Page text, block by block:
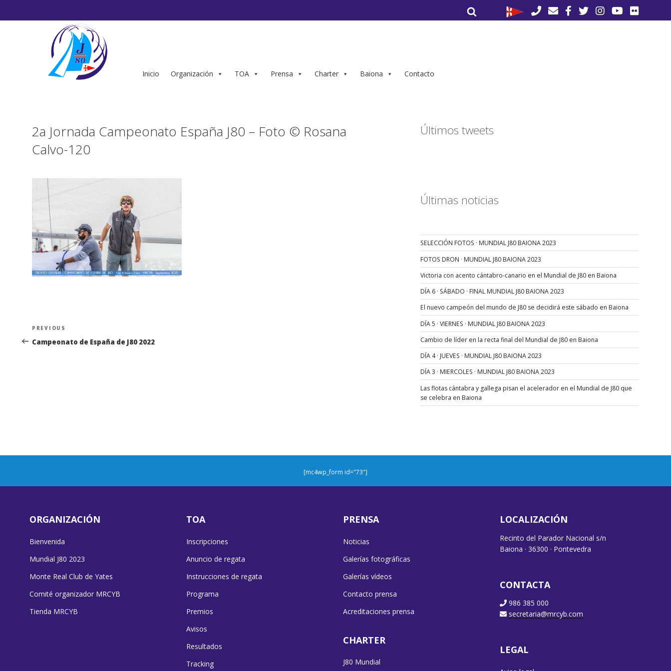
por:
Inicio Organización TOA Prensa Charter Baiona Contacto
2a Jornada Campeonato España J80 – Foto © Rosana
Calvo-120
Navegación
de
Previous
Post
PREVIOUS
Campeonato de España de J80 2022
Últimos tweets
Últimas noticias
SELECCIÓN FOTOS · MUNDIAL J80 BAIONA 2023
FOTOS DRON · MUNDIAL J80 BAIONA 2023
Victoria con acento cántabro-canario en el Mundial de J80 en Baiona
DÍA 6 · SÁBADO · FINAL MUNDIAL J80 BAIONA 2023
El nuevo campeón del mundo de J80 se decidirá este sábado en Baiona
DÍA 5 · VIERNES · MUNDIAL J80 BAIONA 2023
Cambio de líder en la recta final del Mundial de J80 en Baiona
DÍA 4 · JUEVES · MUNDIAL J80 BAIONA 2023
DÍA 3 · MIERCOLES · MUNDIAL J80 BAIONA 2023
Las flotas cántabra y gallega pisan el acelerador en el Mundial de J80 que
se celebra en Baiona
[mc4wp_form id="73"]
ORGANIZACIÓN
Bienvenida
Mundial J80 2023
Monte Real Club de Yates
Comité organizador MRCYB
Tienda MRCYB
TOA
Inscripciones
Anuncio de regata
Instrucciones de regata
Programa
Premios
Avisos
Resultados
Tracking
PRENSA
Noticias
Galerías fotográficas
Galerías vídeos
Contacto prensa
Acreditaciones prensa
CHARTER
J80 Mundial
LOCALIZACIÓN
Recinto del Parador Nacional s/n
Baiona · 36300 · Pontevedra
CONTACTA
986 385 000
secretaria@mrcyb.com
LEGAL